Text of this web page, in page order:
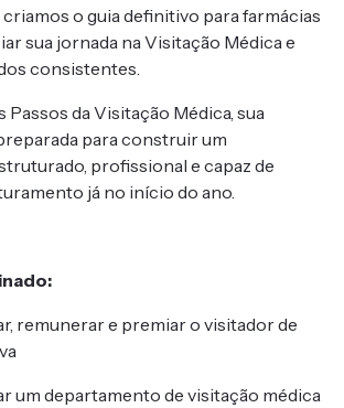
o guia definitivo para farmácias
sua jornada na Visitação Médica e
consistentes.
da Visitação Médica, sua
para construir um
profissional e capaz de
já no início do ano.
remunerar e premiar o visitador de
um departamento de visitação médica